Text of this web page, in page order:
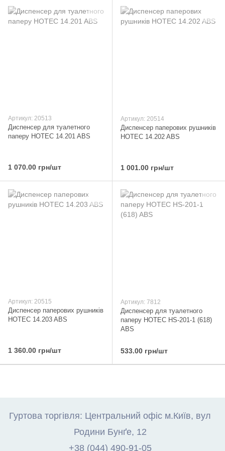
Артикул: 20513
Диспенсер для туалетного
паперу HOTEC 14.201 ABS
1 070.00 грн/шт
Артикул: 20514
Диспенсер паперових рушників
HOTEC 14.202 ABS
1 001.00 грн/шт
Артикул: 20515
Диспенсер паперових рушників
HOTEC 14.203 ABS
1 360.00 грн/шт
Артикул: 7812
Диспенсер для туалетного
паперу HOTEC HS-201-1 (618)
ABS
533.00 грн/шт
Гуртова торгівля: Центральний офіс м.Київ, вул
Родини Бунґе, 12
+38 (044) 490-91-05